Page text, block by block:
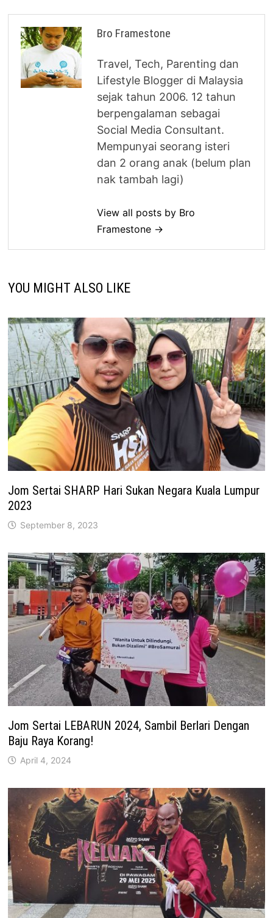
Bro Framestone
Travel, Tech, Parenting dan
Lifestyle Blogger di Malaysia
sejak tahun 2006. 12 tahun
berpengalaman sebagai
Social Media Consultant.
Mempunyai seorang isteri
dan 2 orang anak (belum plan
nak tambah lagi)
View all posts by Bro
Framestone →
YOU MIGHT ALSO LIKE
Jom Sertai SHARP Hari Sukan Negara Kuala Lumpur
2023
September 8, 2023
Jom Sertai LEBARUN 2024, Sambil Berlari Dengan
Baju Raya Korang!
April 4, 2024